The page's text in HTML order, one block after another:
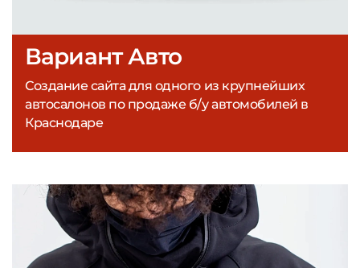
Вариант Авто
Создание сайта для одного из крупнейших
автосалонов по продаже б/у автомобилей в
Краснодаре